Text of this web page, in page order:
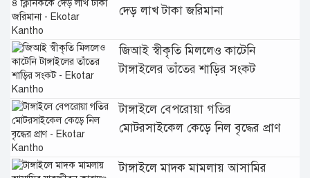
দেড় লাখ টাকা জরিমানা
জিআই স্বীকৃতি মিললেও কাটেনি
টাঙ্গাইলের তাঁতের শাড়ির সংকট
টাঙ্গাইলে বেপরোয়া গতির
মোটরসাইকেল কেড়ে নিল বৃদ্ধের প্রাণ
টাঙ্গাইলে মাদক মামলায় আসামির